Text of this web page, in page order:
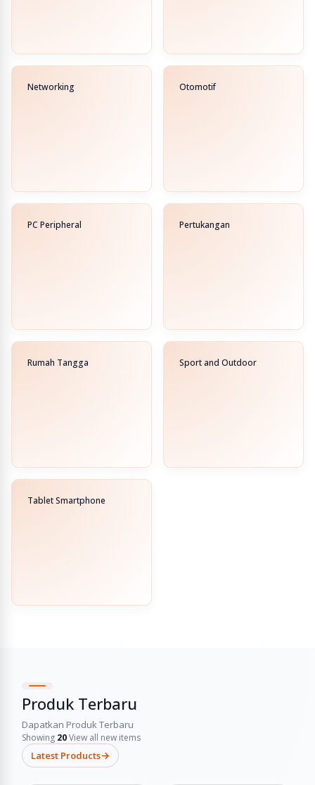
Networking Otomotif
PC Peripheral Pertukangan
Rumah Tangga Sport and Outdoor
Tablet Smartphone
Produk Terbaru
Dapatkan Produk Terbaru
Showing 20View all new items
Latest Products→